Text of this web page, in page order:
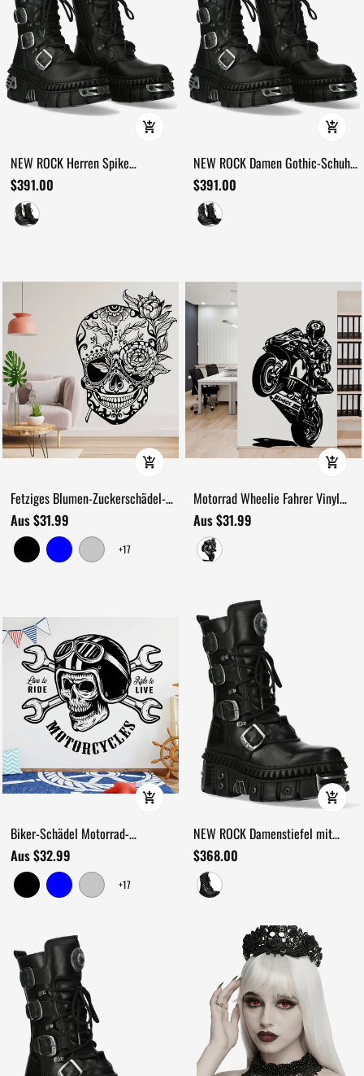
NEW ROCK Herren Spike
Plateaustiefeletten mit
Ringbeschlägen
$391.00
NEW ROCK Damen Gothic-Schuhe
mit Flammen und Doppel-
Schnallen
$391.00
Fetziges Blumen-Zuckerschädel-
Wandtattoo für den Tag der Toten
Aus $31.99
+17
Motorrad Wheelie Fahrer Vinyl
Wandkunst Aufkleber
Aus $31.99
Biker-Schädel Motorrad-
Wandtattoo mit
Schraubenschlüsseln
Aus $32.99
+17
NEW ROCK Damenstiefel mit
Schnallen und schwerem
Sohlendesign
$368.00